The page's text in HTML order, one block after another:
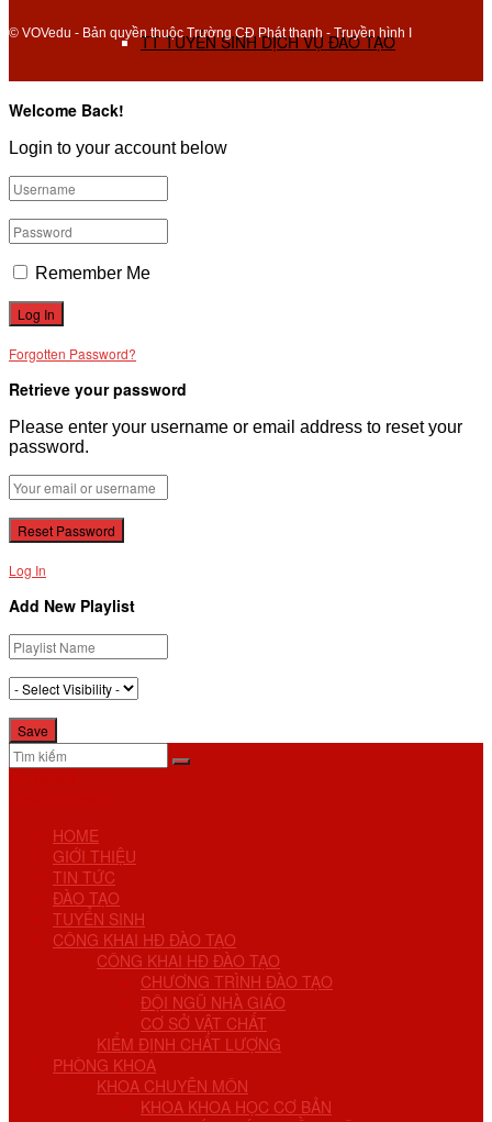
TT TUYỂN SINH DỊCH VỤ ĐÀO TẠO
NGHIÊN CỨU KHOA HỌC
VĂN BẢN
THƯ VIỆN
© VOVedu - Bản quyền thuộc Trường CĐ Phát thanh - Truyền hình I
Welcome Back!
Login to your account below
Remember Me
Forgotten Password?
Retrieve your password
Please enter your username or email address to reset your
password.
Log In
Add New Playlist
HOME
GIỚI THIỆU
TIN TỨC
ĐÀO TẠO
TUYỂN SINH
CÔNG KHAI HĐ ĐÀO TẠO
CÔNG KHAI HĐ ĐÀO TẠO
CHƯƠNG TRÌNH ĐÀO TẠO
ĐỘI NGŨ NHÀ GIÁO
CƠ SỞ VẬT CHẤT
KIỂM ĐỊNH CHẤT LƯỢNG
PHÒNG KHOA
KHOA CHUYÊN MÔN
KHOA KHOA HỌC CƠ BẢN